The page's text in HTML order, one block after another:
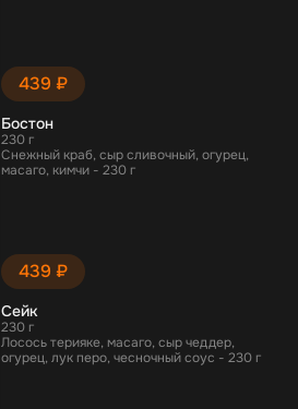
439 ₽
Бостон
230 г
Снежный краб, сыр сливочный, огурец,
масаго, кимчи - 230 г
439 ₽
Сейк
230 г
Лосось терияке, масаго, сыр чеддер,
огурец, лук перо, чесночный соус - 230 г